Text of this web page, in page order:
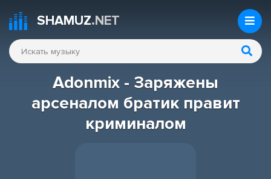
SHAMUZ.NET
Adonmix - Заряжены
арсеналом братик правит
криминалом